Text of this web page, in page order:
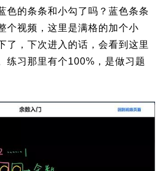
色的条条和小勾了吗？蓝色条条
个视频，这里是满格的加个小
了，下次进入的话，会看到这里
练习那里有个100%，是做习题